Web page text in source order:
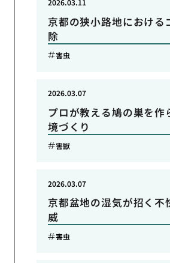
京都の狭小路地における
除
2026.03.11
害虫
プロが教える鳩の巣を作
境づくり
2026.03.07
害獣
京都盆地の湿気が招く不
威
2026.03.07
害虫